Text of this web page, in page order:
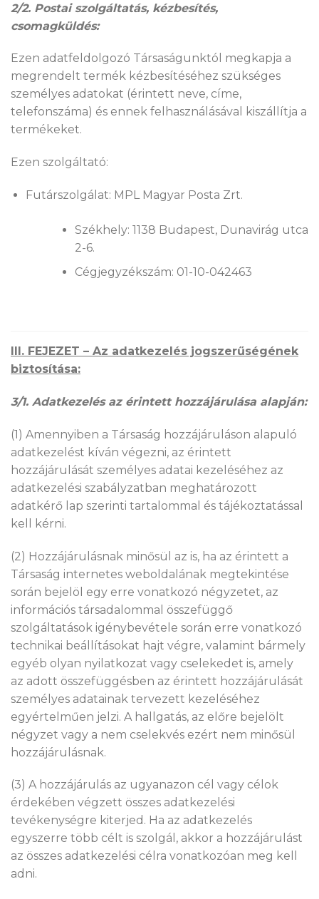
2/2. Postai szolgáltatás, kézbesítés,
csomagküldés:
Ezen adatfeldolgozó Társaságunktól megkapja a
megrendelt termék kézbesítéséhez szükséges
személyes adatokat (érintett neve, címe,
telefonszáma) és ennek felhasználásával kiszállítja a
termékeket.
Ezen szolgáltató:
Futárszolgálat: MPL Magyar Posta Zrt.
Székhely: 1138 Budapest, Dunavirág utca
2-6.
Cégjegyzékszám: 01-10-042463
III. FEJEZET – Az adatkezelés jogszerűségének
biztosítása:
3/1. Adatkezelés az érintett hozzájárulása alapján:
(1) Amennyiben a Társaság hozzájáruláson alapuló
adatkezelést kíván végezni, az érintett
hozzájárulását személyes adatai kezeléséhez az
adatkezelési szabályzatban meghatározott
adatkérő lap szerinti tartalommal és tájékoztatással
kell kérni.
(2) Hozzájárulásnak minősül az is, ha az érintett a
Társaság internetes weboldalának megtekintése
során bejelöl egy erre vonatkozó négyzetet, az
információs társadalommal összefüggő
szolgáltatások igénybevétele során erre vonatkozó
technikai beállításokat hajt végre, valamint bármely
egyéb olyan nyilatkozat vagy cselekedet is, amely
az adott összefüggésben az érintett hozzájárulását
személyes adatainak tervezett kezeléséhez
egyértelműen jelzi. A hallgatás, az előre bejelölt
négyzet vagy a nem cselekvés ezért nem minősül
hozzájárulásnak.
(3) A hozzájárulás az ugyanazon cél vagy célok
érdekében végzett összes adatkezelési
tevékenységre kiterjed. Ha az adatkezelés
egyszerre több célt is szolgál, akkor a hozzájárulást
az összes adatkezelési célra vonatkozóan meg kell
adni.